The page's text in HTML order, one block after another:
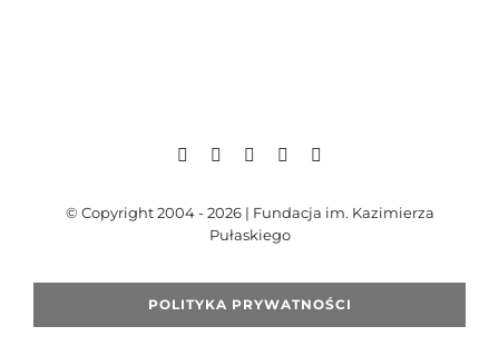
© Copyright 2004 - 2026 | Fundacja im. Kazimierza
Pułaskiego
POLITYKA PRYWATNOŚCI